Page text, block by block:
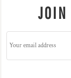
JOIN